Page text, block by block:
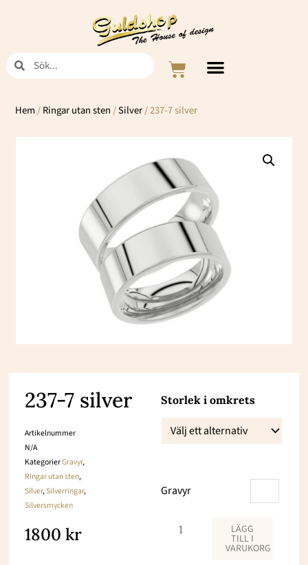
Sök Sök Varukorg
Hem/Ringar utan sten/Silver/ 237-7 silver
237-7 silver
Artikelnummer
N/A
KategorierGravyr,
Ringar utan sten,
Silver,Silverringar,
Silversmycken
1800kr
Storlek i omkrets
Gravyr
237-
7
silver
LÄGG
TILL I
VARUKORG